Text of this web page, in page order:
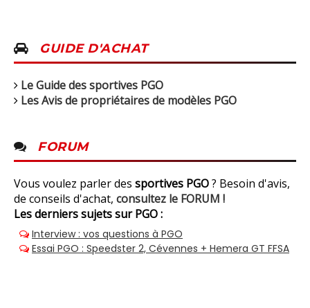
GUIDE D'ACHAT
Le Guide des sportives PGO
Les Avis de propriétaires de modèles PGO
FORUM
Vous voulez parler des sportives PGO? Besoin d'avis,
de conseils d'achat, consultez le FORUM !
Les derniers sujets sur PGO :